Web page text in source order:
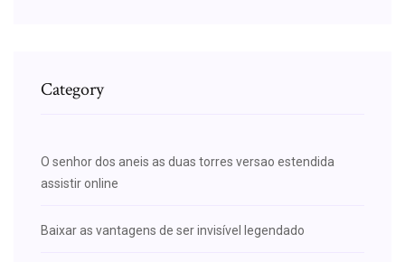
Category
O senhor dos aneis as duas torres versao estendida
assistir online
Baixar as vantagens de ser invisível legendado